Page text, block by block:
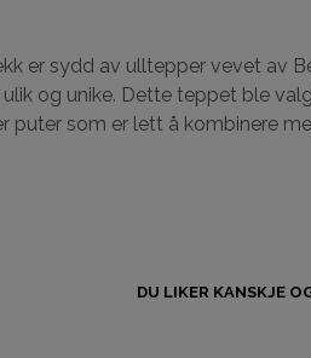
er sydd av ulltepper vevet av
og unike. Dette teppet ble
puter som er lett å kombinere
DU LIKER KANSKJE